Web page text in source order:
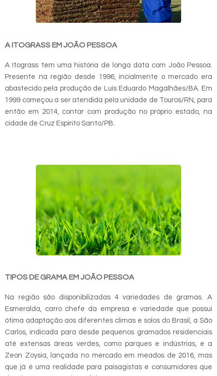
A ITOGRASS EM JOÃO PESSOA
A Itograss tem uma história de longa data com João Pessoa.
Presente na região desde 1996, incialmente o mercado era
abastecido pela produção de Luís Eduardo Magalhães/BA. Em
1999 começou a ser atendida pela unidade de Touros/RN, para
então em 2014, contar com produção no próprio estado, na
cidade de Cruz Espírito Santo/PB.
TIPOS DE GRAMA EM JOÃO PESSOA
Na região são disponibilizadas 4 variedades de gramas. A
Esmeralda, carro chefe da empresa e variedade que possui
ótima adaptação aos diferentes climas e solos do Brasil, a São
Carlos, indicada para desde pequenos gramados residenciais
até extensas áreas verdes, como parques e indústrias, e a
Zeon Zoysia, lançada no mercado em meados de 2016, mas
que já é uma realidade para paisagistas e consumidores que